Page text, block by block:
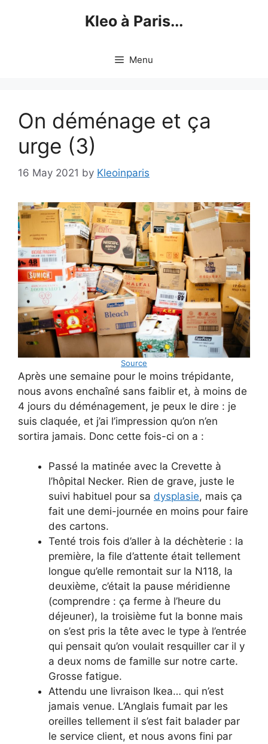
Kleo à Paris...
Menu
On déménage et ça
urge (3)
16 May 2021 by Kleoinparis
Source
Après une semaine pour le moins trépidante,
nous avons enchaîné sans faiblir et, à moins de
4 jours du déménagement, je peux le dire : je
suis claquée, et j’ai l’impression qu’on n’en
sortira jamais. Donc cette fois-ci on a :
Passé la matinée avec la Crevette à
l’hôpital Necker. Rien de grave, juste le
suivi habituel pour sa dysplasie, mais ça
fait une demi-journée en moins pour faire
des cartons.
Tenté trois fois d’aller à la déchèterie : la
première, la file d’attente était tellement
longue qu’elle remontait sur la N118, la
deuxième, c’était la pause méridienne
(comprendre : ça ferme à l’heure du
déjeuner), la troisième fut la bonne mais
on s’est pris la tête avec le type à l’entrée
qui pensait qu’on voulait resquiller car il y
a deux noms de famille sur notre carte.
Grosse fatigue.
Attendu une livraison Ikea… qui n’est
jamais venue. L’Anglais fumait par les
oreilles tellement il s’est fait balader par
le service client, et nous avons fini par